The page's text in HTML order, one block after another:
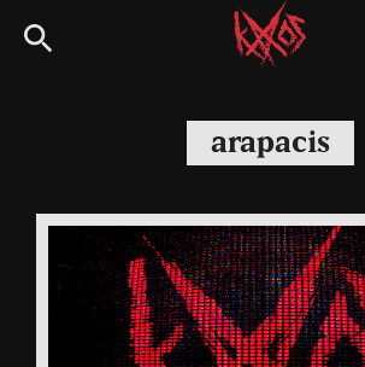
Siirry
suoraan
Kaaoszine
arapacis